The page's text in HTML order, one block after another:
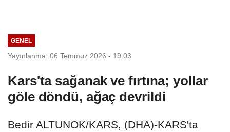
GENEL
Yayınlanma: 06 Temmuz 2026 - 19:03
Kars'ta sağanak ve fırtına; yollar
göle döndü, ağaç devrildi
Bedir ALTUNOK/KARS, (DHA)-KARS'ta